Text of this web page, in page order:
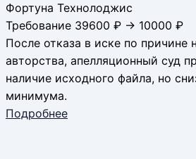
Фортуна Технолоджис
Требование 39600 ₽ → 10000 ₽
После отказа в иске по причине
авторства, апелляционный суд
наличие исходного файла, но
минимума.
Подробнее